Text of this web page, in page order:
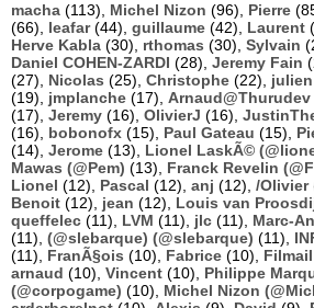
macha (113), Michel Nizon (96), Pierre
(66), leafar(44), guillaume (42), Laurent
Herve Kabla (30), rthomas (30), Sylvain
Daniel COHEN-ZARDI (28), Jeremy Fain
(27), Nicolas (25), Christophe (22), julien
(19), jmplanche (17),
(17), Jeremy (16), OlivierJ (16),
(16), bobonofx (15), Paul Gateau (15),
(14), Jerome (13), Lionel LaskÃ©
Mawas (@Pem) (13), Franck Revelin
Lionel (12), Pascal (12), anj (12), /Olivier
Benoit (12), jean (12), Louis van
queffelec (11), LVM (11), jlc (11), Marc-
(11), (@slebarque) (@slebarque) (11),
(11), FranÃ§ois (10), Fabrice (10), Filmail
arnaud (10), Vincent (10), Philippe
(@corpogame) (10), Michel Nizon